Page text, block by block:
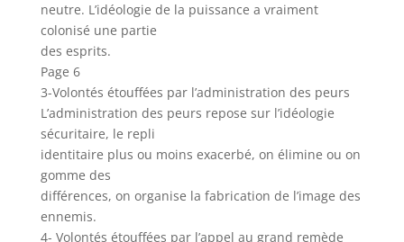
neutre. L’idéologie de la puissance a vraiment
colonisé une partie
des esprits.
Page 6
3-Volontés étouffées par l’administration des peurs
L’administration des peurs repose sur l’idéologie
sécuritaire, le repli
identitaire plus ou moins exacerbé, on élimine ou on
gomme des
différences, on organise la fabrication de l’image des
ennemis.
4- Volontés étouffées par l’appel au grand remède